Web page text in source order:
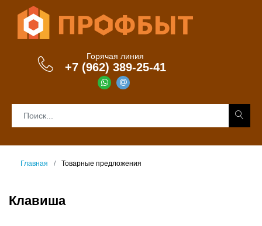
Горячая линия
+7 (962) 389-25-41
Главная Товарные предложения
Клавиша